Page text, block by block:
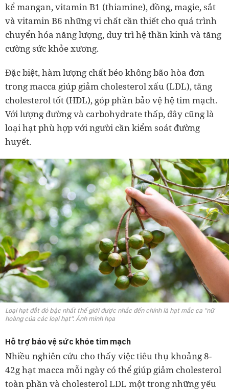
kể mangan, vitamin B1 (thiamine), đồng, magie, sắt
và vitamin B6 những vi chất cần thiết cho quá trình
chuyển hóa năng lượng, duy trì hệ thần kinh và tăng
cường sức khỏe xương.
Đặc biệt, hàm lượng chất béo không bão hòa đơn
trong macca giúp giảm cholesterol xấu (LDL), tăng
cholesterol tốt (HDL), góp phần bảo vệ hệ tim mạch.
Với lượng đường và carbohydrate thấp, đây cũng là
loại hạt phù hợp với người cần kiểm soát đường
huyết.
Loại hạt đắt đỏ bậc nhất thế giới được nhắc đến chính là hạt mắc ca "nữ
hoàng của các loại hạt". Ảnh minh họa
Hỗ trợ bảo vệ sức khỏe tim mạch
Nhiều nghiên cứu cho thấy việc tiêu thụ khoảng 8-
42g hạt macca mỗi ngày có thể giúp giảm cholesterol
toàn phần và cholesterol LDL một trong những yếu